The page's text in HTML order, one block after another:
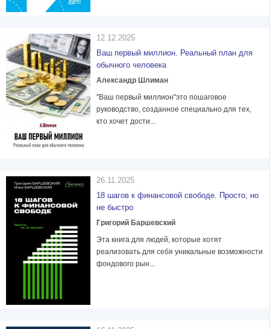
12.12.2025
Ваш первый миллион. Реальный план для
обычного человека
Александр Шлиман
"Ваш первый миллион"это пошаговое
руководство, созданное специально для тех,
кто хочет дости...
26.11.2025
18 шагов к финансовой свободе. Просто, но
не быстро
Григорий Баршевский
Эта книга для людей, которые хотят
реализовать для себя уникальные возможности
фондового рын...